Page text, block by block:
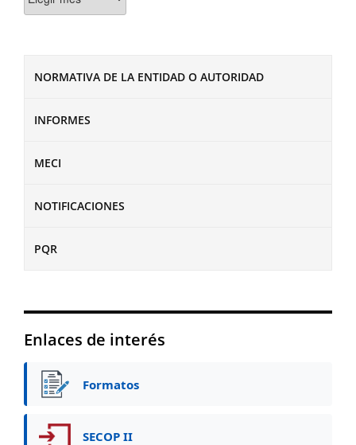
NORMATIVA DE LA ENTIDAD O AUTORIDAD
INFORMES
MECI
NOTIFICACIONES
PQR
Enlaces de interés
Formatos
SECOP II